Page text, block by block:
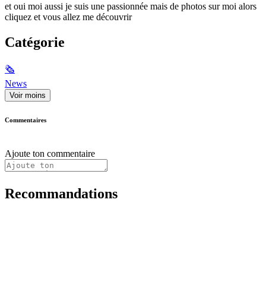
et oui moi aussi je suis une passionnée mais de photos sur moi alors
cliquez et vous allez me découvrir
Catégorie
🗞
News
Voir moins
Commentaires
Ajoute ton commentaire
Recommandations